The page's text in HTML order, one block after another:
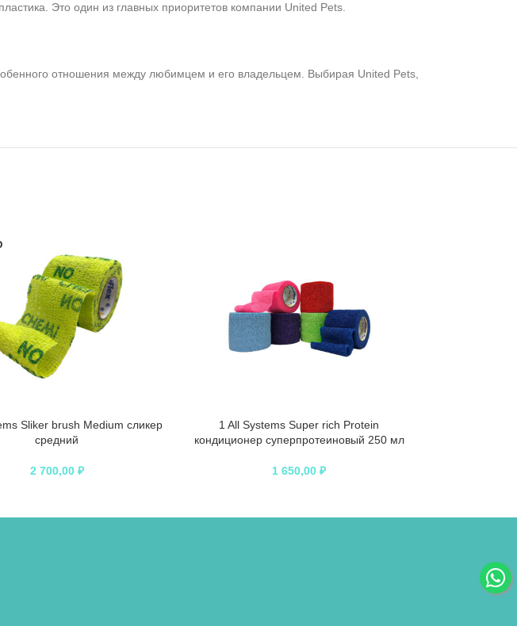
Это один из главных приоритетов компании United Pets.
отношения между любимцем и его владельцем. Выбирая United Pets,
Sliker brush Medium сликер
средний
2 700,00 ₽
1 All Systems Super rich Protein
кондиционер суперпротеиновый 250 мл
1 650,00₽